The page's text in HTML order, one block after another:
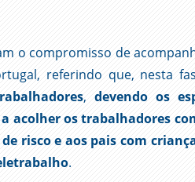
o compromisso de
referindo que, nesta
,devendo os
acolher os trabalhadores
risco e aos pais com
.